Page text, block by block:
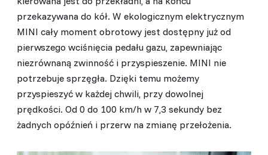
przekazywana do kół. W ekologicznym elektrycznym
MINI cały moment obrotowy jest dostępny już od
pierwszego wciśnięcia pedału gazu, zapewniając
niezrównaną zwinność i przyspieszenie. MINI nie
potrzebuje sprzęgła. Dzięki temu możemy
przyspieszyć w każdej chwili, przy dowolnej
prędkości. Od 0 do 100 km/h w 7,3 sekundy bez
żadnych opóźnień i przerw na zmianę przełożenia.